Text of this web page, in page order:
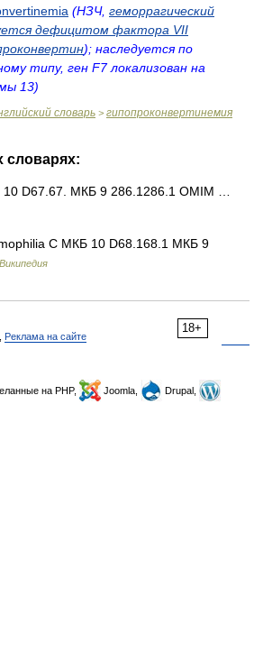
(НЗЧ, геморрагический
дефицитом фактора VII
); наследуется по
типу, ген F7 локализован на
13)
словарь > гипопроконвертинемия
словарях:
D67.67. МКБ 9 286.1286.1 OMIM …
C МКБ 10 D68.168.1 МКБ 9
Википедия
18+
Реклама на сайте
на PHP, Joomla,
Drupal,